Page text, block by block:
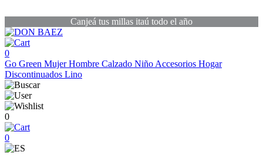
Canjeá tus millas itaú todo el año
0
Go Green MujerHombre Calzado Niño Accesorios Hogar
Discontinuados Lino
0
0